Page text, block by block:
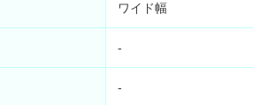
ワイド幅
-
-